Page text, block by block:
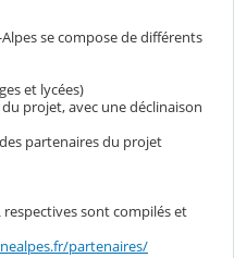
se compose de différents
et lycées)
projet, avec une déclinaison
partenaires du projet
respectives sont compilés et
partenaires/